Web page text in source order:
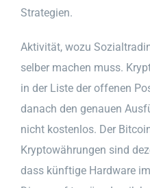
Strategien.
Aktivität, wozu
selber machen muss.
in der Liste der offenen
danach den genauen
nicht kostenlos. Der
Kryptowährungen sind
dass künftige Hardware